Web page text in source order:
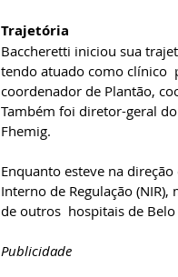
Trajetória
Baccheretti iniciou sua
tendo atuado como clínico
coordenador de Plantão,
Também foi diretor-geral
Fhemig.
Enquanto esteve na
Interno de Regulação
de outros  hospitais de
Publicidade